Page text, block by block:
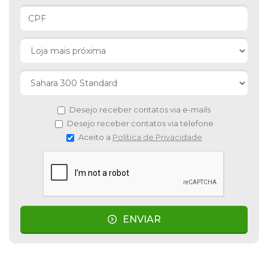
Desejo receber contatos via e-mails
Desejo receber contatos via telefone
Aceito a Política de Privacidade
ENVIAR